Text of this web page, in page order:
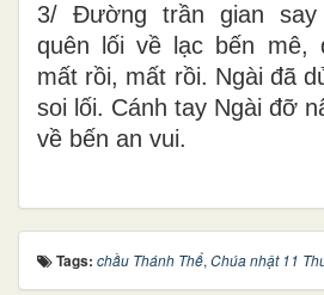
3/ Đường trần gian
quên lối về lạc bến mê,
mất rồi, mất rồi. Ngài đã
soi lối. Cánh tay Ngài đỡ
về bến an vui.
Tags: chầu Thánh Thể, Chúa nhật 11